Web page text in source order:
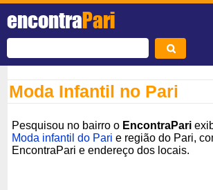
encontraPari
Moda Infantil no Pari
Pesquisou no bairro o EncontraPari
Moda infantil do Pari e região do Pari,
EncontraPari e endereço dos locais.